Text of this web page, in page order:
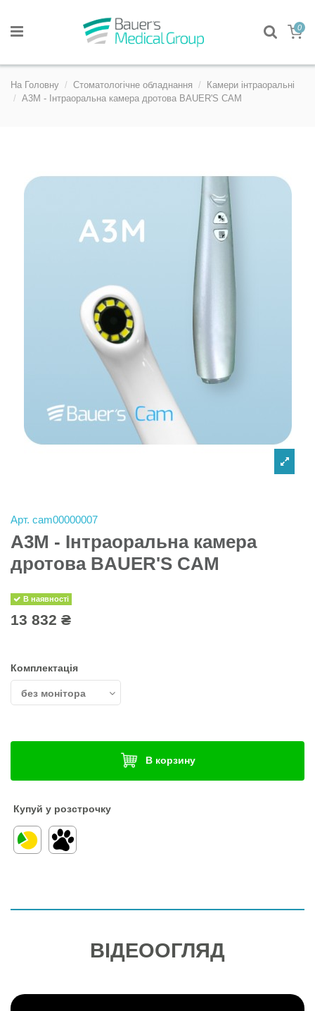
0
На Головну Стоматологічне обладнання
Камери інтраоральні
A3M - Інтраоральна камера дротова BAUER'S CAM
Арт. cam00000007
A3M - Інтраоральна камера
дротова BAUER'S CAM
В наявності
13 832 ₴
Комплектація
В корзину
Купуй у розстрочку
ВІДЕООГЛЯД